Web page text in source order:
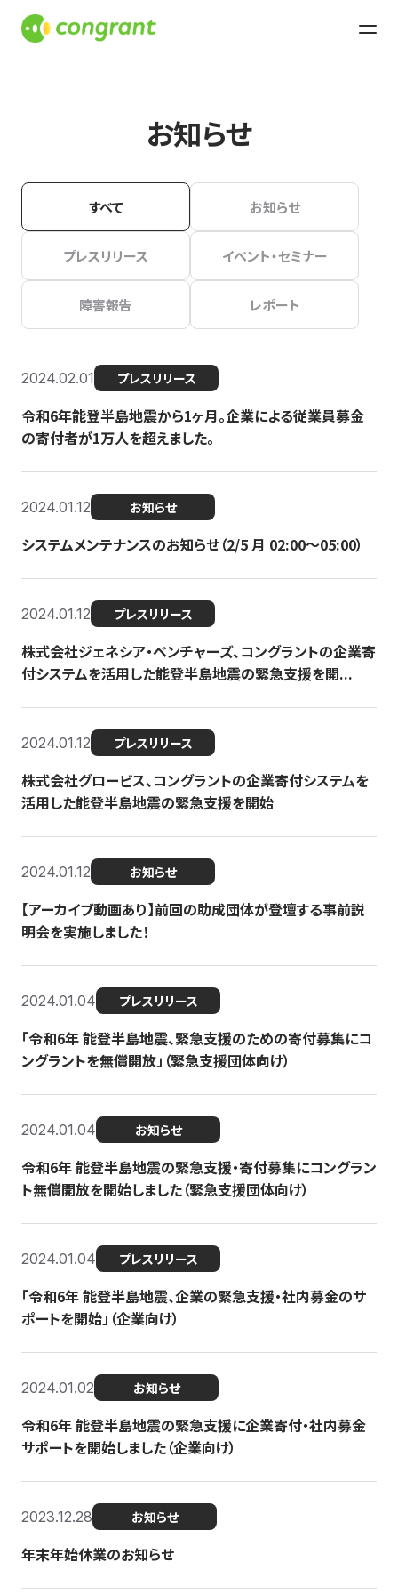
お知らせ
すべて お知らせ
プレスリリース イベント・セミナー
障害報告 レポート
2024.02.01 プレスリリース
令和6年能登半島地震から1ヶ月。企業による従業員募金
の寄付者が1万人を超えました。
2024.01.12 お知らせ
システムメンテナンスのお知らせ（2/5 月 02:00〜05:00）
2024.01.12 プレスリリース
株式会社ジェネシア・ベンチャーズ、コングラントの企業寄
付システムを活用した能登半島地震の緊急支援を開...
2024.01.12 プレスリリース
株式会社グロービス、コングラントの企業寄付システムを
活用した能登半島地震の緊急支援を開始
2024.01.12 お知らせ
【アーカイブ動画あり】前回の助成団体が登壇する事前説
明会を実施しました！
2024.01.04 プレスリリース
「令和6年 能登半島地震、緊急支援のための寄付募集にコ
ングラントを無償開放」（緊急支援団体向け）
2024.01.04 お知らせ
令和6年 能登半島地震の緊急支援・寄付募集にコングラン
ト無償開放を開始しました（緊急支援団体向け）
2024.01.04 プレスリリース
「令和6年 能登半島地震、企業の緊急支援・社内募金のサ
ポートを開始」（企業向け）
2024.01.02 お知らせ
令和6年 能登半島地震の緊急支援に企業寄付・社内募金
サポートを開始しました（企業向け）
2023.12.28 お知らせ
年末年始休業のお知らせ